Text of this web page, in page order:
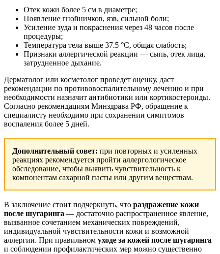
Отек кожи более 5 см в диаметре;
Появление гнойничков, язв, сильной боли;
Усиление зуда и покраснения через 48 часов после
процедуры;
Температура тела выше 37.5 °C, общая слабость;
Признаки аллергической реакции — сыпь, отек лица,
затрудненное дыхание.
Дерматолог или косметолог проведет оценку, даст
рекомендации по противовоспалительному лечению и при
необходимости назначит антибиотики или кортикостероиды.
Согласно рекомендациям Минздрава РФ, обращение к
специалисту необходимо при сохранении симптомов
воспаления более 5 дней.
Дополнительный совет: при повторных и усиленных
реакциях рекомендуется пройти аллергологическое
обследование, чтобы выявить чувствительность к
компонентам сахарной пасты или другим веществам.
В заключение стоит подчеркнуть, что раздражение кожи
после шугаринга — достаточно распространенное явление,
вызванное сочетанием механических повреждений,
индивидуальной чувствительности кожи и возможной
аллергии. При правильном уходе за кожей после шугаринга
и соблюдении профилактических мер можно существенно